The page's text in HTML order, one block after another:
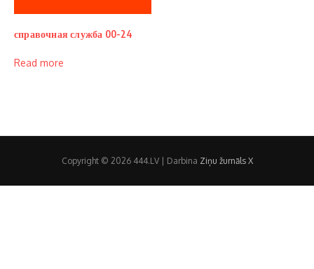
справочная служба 00-24
Read more
Copyright © 2026 444.LV | Darbina Ziņu žurnāls X